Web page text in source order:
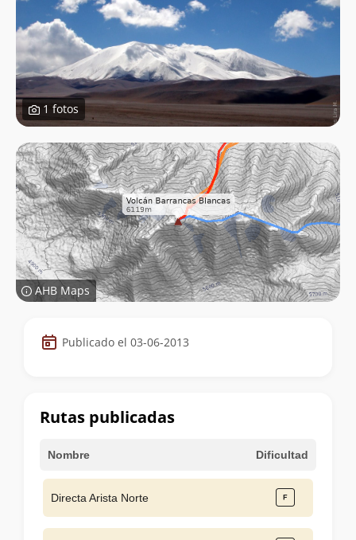
1 fotos
AHB Maps
Datos
de
cumbre
Publicado el 03-06-2013
Rutas publicadas
Nombre Dificultad
Directa Arista Norte